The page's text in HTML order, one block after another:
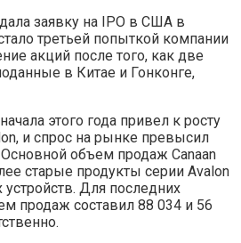
заявку на IPO в США в
третьей попыткой компании
акций после того, как две
в Китае и Гонконге,
этого года привел к росту
и спрос на рынке превысил
объем продаж Canaan
старые продукты серии Avalon
Для последних
продаж составил 88 034 и 56